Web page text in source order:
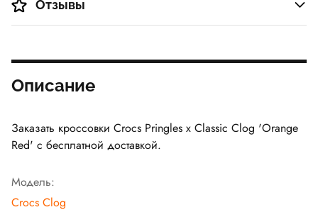
Отзывы
Описание
Заказать кроссовки Crocs Pringles x Classic Clog 'Orange
Red' с бесплатной доставкой.
Модель:
Crocs Clog